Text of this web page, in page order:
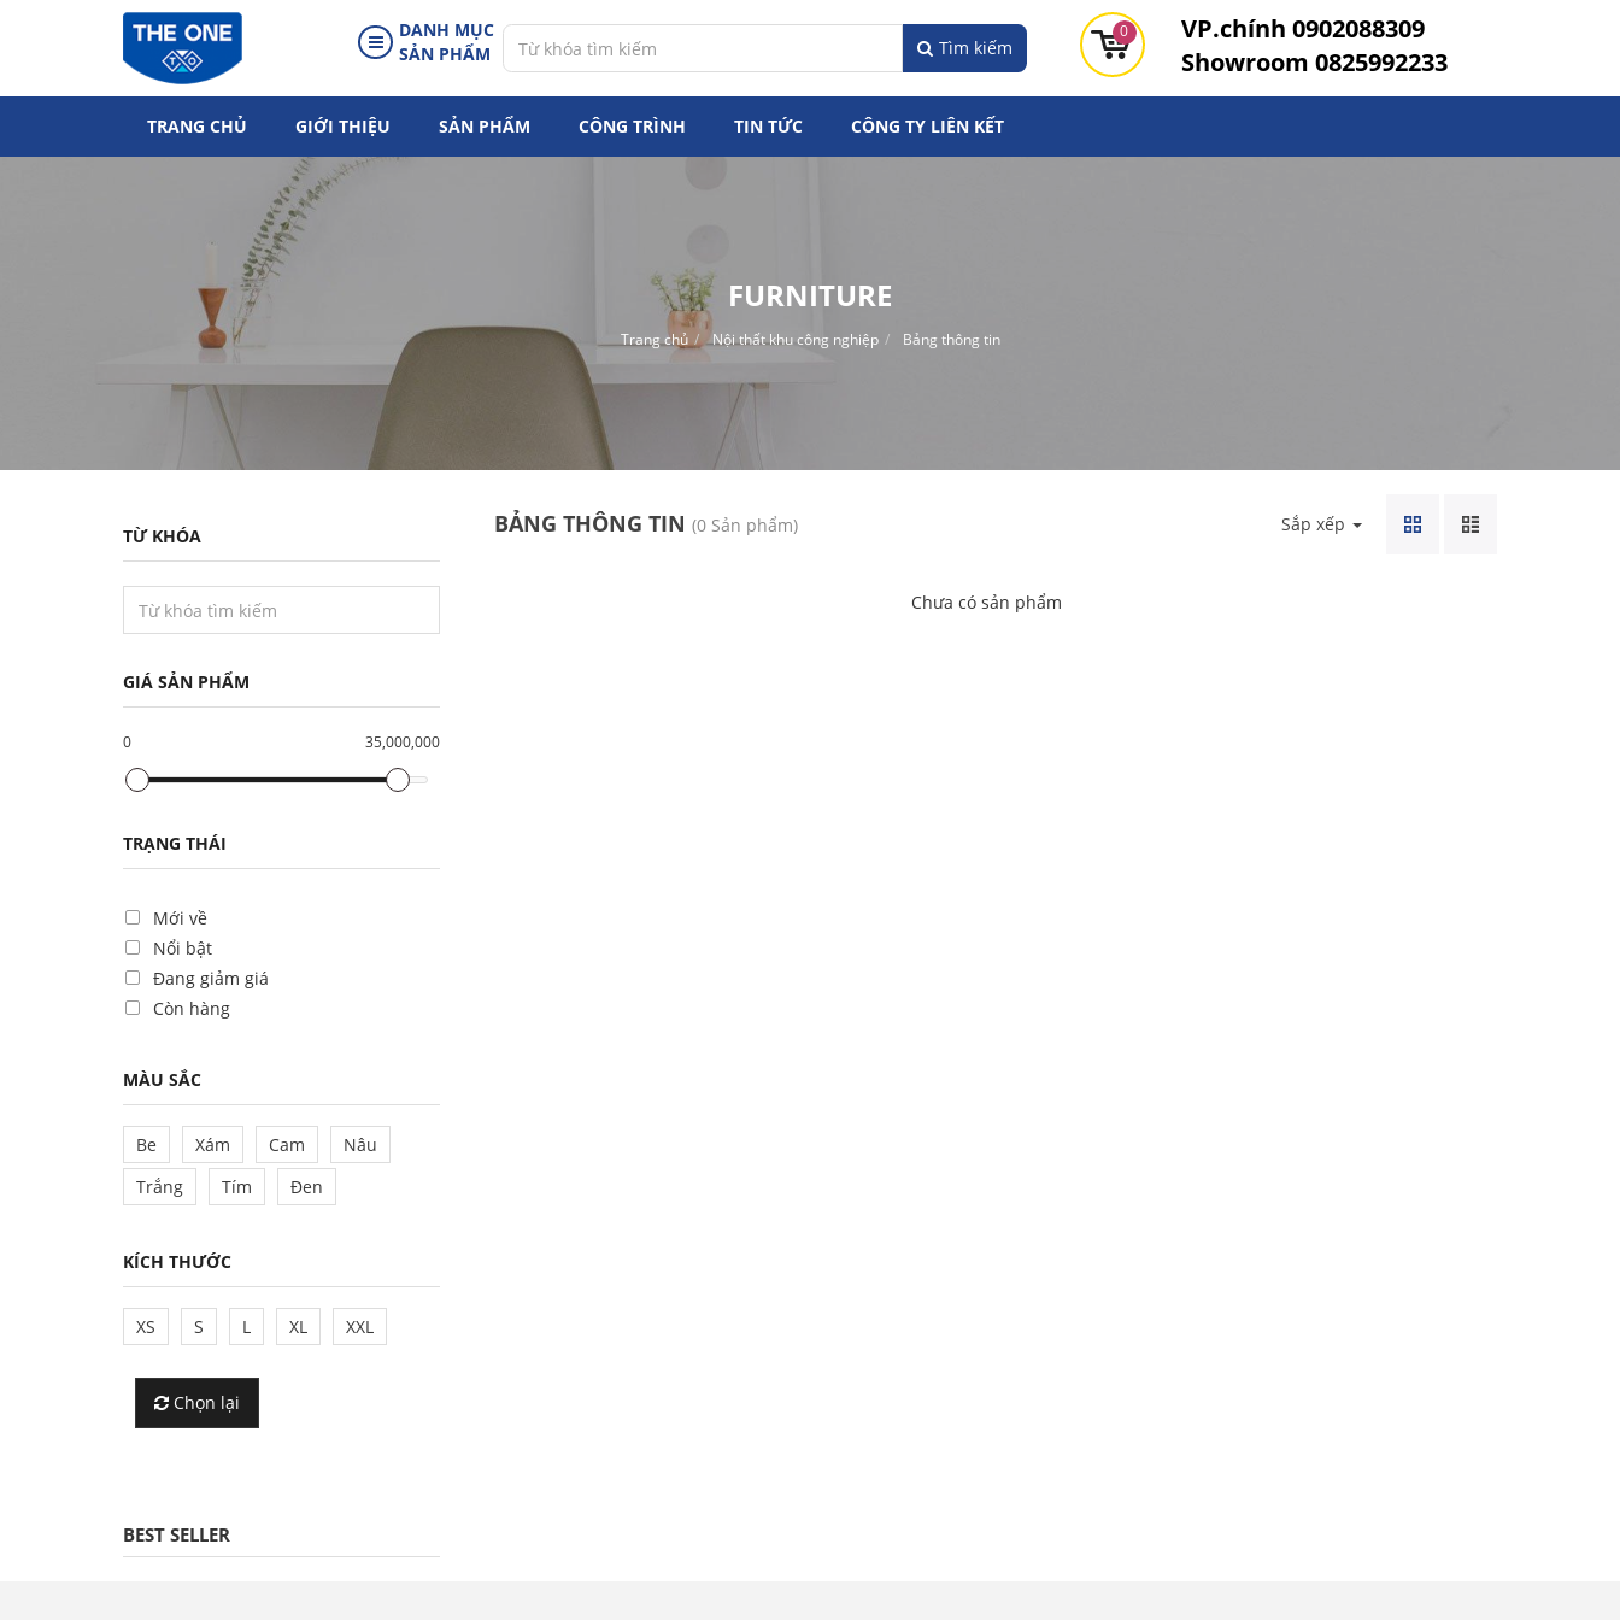
Tìm kiếm
DANH MỤC
SẢN PHẨM
0 VP.chính 0902088309
Showroom 0825992233
TRANG CHỦ GIỚI THIỆU SẢN PHẨM CÔNG TRÌNH TIN TỨC CÔNG TY LIÊN KẾT
FURNITURE
Trang chủ Nội thất khu công nghiệp Bảng thông tin
TỪ KHÓA
GIÁ SẢN PHẨM
0 35,000,000
TRẠNG THÁI
Mới về
Nổi bật
Đang giảm giá
Còn hàng
MÀU SẮC
Be Xám Cam
Nâu
Trắng
Tím Đen
KÍCH THƯỚC
XS S L XL XXL
Chọn lại
BEST SELLER
BẢNG THÔNG TIN (0 Sản phẩm) Sắp xếp
Chưa có sản phẩm